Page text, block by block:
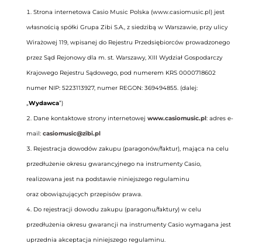
Strona internetowa Casio Music Polska (www.casiomusic.pl) jest
własnością spółki Grupa Zibi S.A., z siedzibą w Warszawie, przy ulicy
Wirażowej 119, wpisanej do Rejestru Przedsiębiorców prowadzonego
przez Sąd Rejonowy dla m. st. Warszawy, XIII Wydział Gospodarczy
Krajowego Rejestru Sądowego, pod numerem KRS 0000718602
numer NIP: 5223113927, numer REGON: 369494855. (dalej:
„Wydawca”)
Dane kontaktowe strony internetowej www.casiomusic.pl: adres e-
mail: casiomusic@zibi.pl
Rejestracja dowodów zakupu (paragonów/faktur), mająca na celu
przedłużenie okresu gwarancyjnego na instrumenty Casio,
realizowana jest na podstawie niniejszego regulaminu
oraz obowiązujących przepisów prawa.
Do rejestracji dowodu zakupu (paragonu/faktury) w celu
przedłużenia okresu gwarancji na instrumenty Casio wymagana jest
uprzednia akceptacja niniejszego regulaminu.